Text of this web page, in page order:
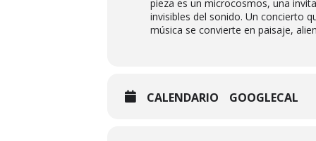
pieza es un microcosmos, una
invisibles del sonido. Un concierto
música se convierte en paisaje,
CALENDARIO GOOGLECAL